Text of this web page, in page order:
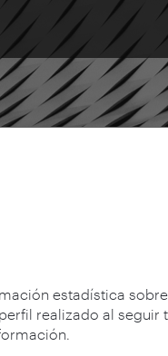
estadística
realizado al